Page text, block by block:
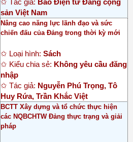
✩ Tác giả: Báo Điện tử Đảng cộng
sản Việt Nam
Nâng cao năng lực lãnh đạo và sức
chiến đấu của Đảng trong thời kỳ mới
✩ Loại hình: Sách
✩ Kiểu chia sẻ: Không yêu cầu đăng
nhập
✩ Tác giả: Nguyễn Phú Trọng, Tô
Huy Rứa, Trần Khắc Việt
BCTT Xây dựng và tổ chức thực hiện
các NQBCHTW Đảng thực trạng và giải
pháp